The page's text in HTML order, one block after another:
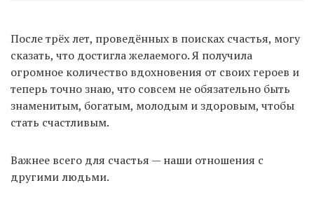
После трёх лет, проведённых в поисках счастья, могу
сказать, что достигла желаемого. Я получила
огромное количество вдохновения от своих героев и
теперь точно знаю, что совсем не обязательно быть
знаменитым, богатым, молодым и здоровым, чтобы
стать счастливым.
Важнее всего для счастья — наши отношения с
другими людьми.